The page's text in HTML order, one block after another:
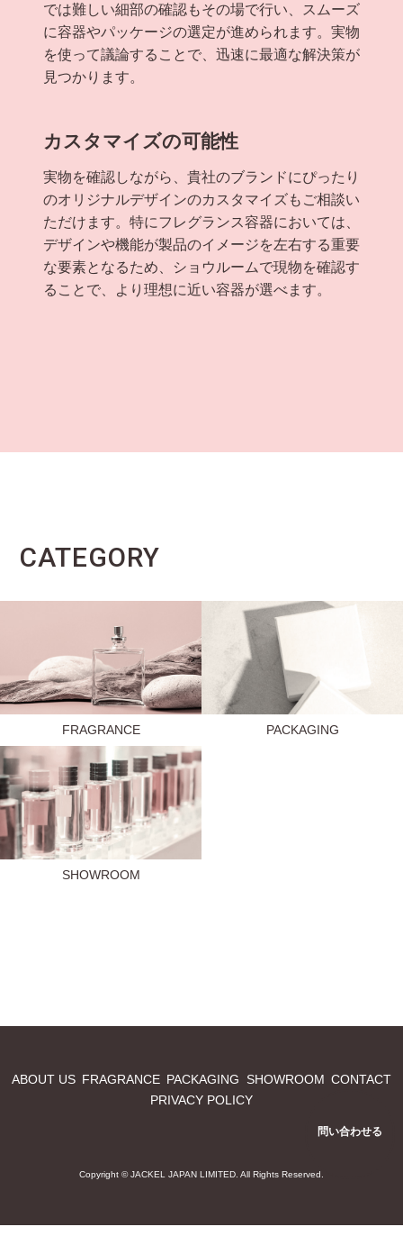
では難しい細部の確認もその場で行い、スムーズ
に容器やパッケージの選定が進められます。実物
を使って議論することで、迅速に最適な解決策が
見つかります。
カスタマイズの可能性
実物を確認しながら、貴社のブランドにぴったり
のオリジナルデザインのカスタマイズもご相談い
ただけます。特にフレグランス容器においては、
デザインや機能が製品のイメージを左右する重要
な要素となるため、ショウルームで現物を確認す
ることで、より理想に近い容器が選べます。
CATEGORY
FRAGRANCE PACKAGING
SHOWROOM
問い合わせる
ABOUT US FRAGRANCE PACKAGING SHOWROOM CONTACT
PRIVACY POLICY
Copyright © JACKEL JAPAN LIMITED. All Rights Reserved.